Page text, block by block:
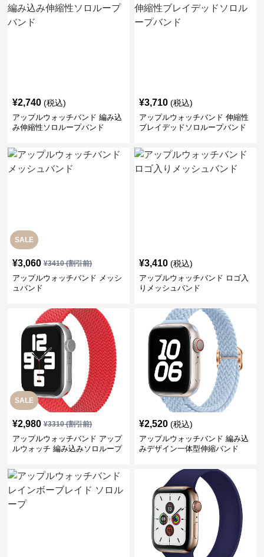
¥2,740 (税込)
アップルウォッチバンド 編み込
み伸縮性ソロループバンド
¥3,710 (税込)
アップルウォッチバンド 伸縮性
ブレイデッドソロループバンド
SALE
¥3,060 ¥3410(割引前)
アップルウォッチバンド メッシ
ュバンド
¥3,410 (税込)
アップルウォッチバンド ロゴ入
りメッシュバンド
SALE
¥2,980 ¥3310(割引前)
アップルウォッチバンド アップ
ルウォッチ 編み込みソロループ
¥2,520 (税込)
アップルウォッチバンド 編み込
みデザイン一体型伸縮バンド